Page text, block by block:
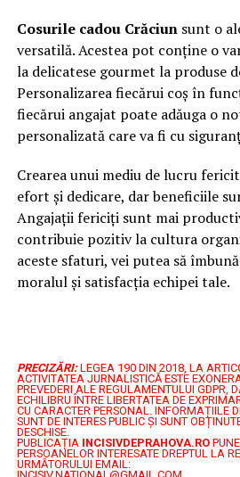
Cosurile cadou Crăciunsunt o
versatilă. Acestea pot conține o
la delicatese gourmet la produse
Personalizarea fiecărui coș în
fiecărui angajat poate adăuga o
personalizată care va fi cu
Crearea unui mediu de lucru
efort și dedicare, dar beneficiile
Angajații fericiți sunt mai
contribuie pozitiv la cultura
aceste sfaturi, vei putea să
moralul și satisfacția echipei tale.
PRECIZĂRI: LEGEA 190 DIN 2018, LA
ACTIVITATEA JURNALISTICĂ ESTE
PREVEDERI ALE REGULAMENTULUI GDPR,
ECHILIBRU ÎNTRE LIBERTATEA DE
CU CARACTER PERSONAL.
INFORMAȚIILE
SUNT DE INTERES PUBLIC ȘI SUNT
DESCHISE.
PUBLICAȚIA INCISIVDEPRAHOVA.RO
PERSOANELOR INTERESATE DREPTUL LA
URMĂTORULUI EMAIL: